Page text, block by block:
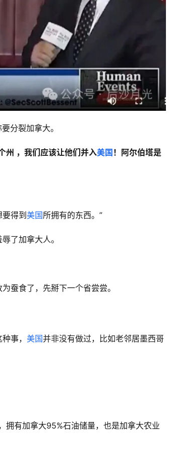
分裂加拿大。
州 ，我们应该让他们并入美国 ！阿尔伯塔是
得到 美国所拥有的东西。”
了加拿大人。
蚕食了，先掰下一个省尝尝。
事， 美国并非没有做过，比如老邻居墨西哥
有加拿大95%石油储量，也是加拿大农业